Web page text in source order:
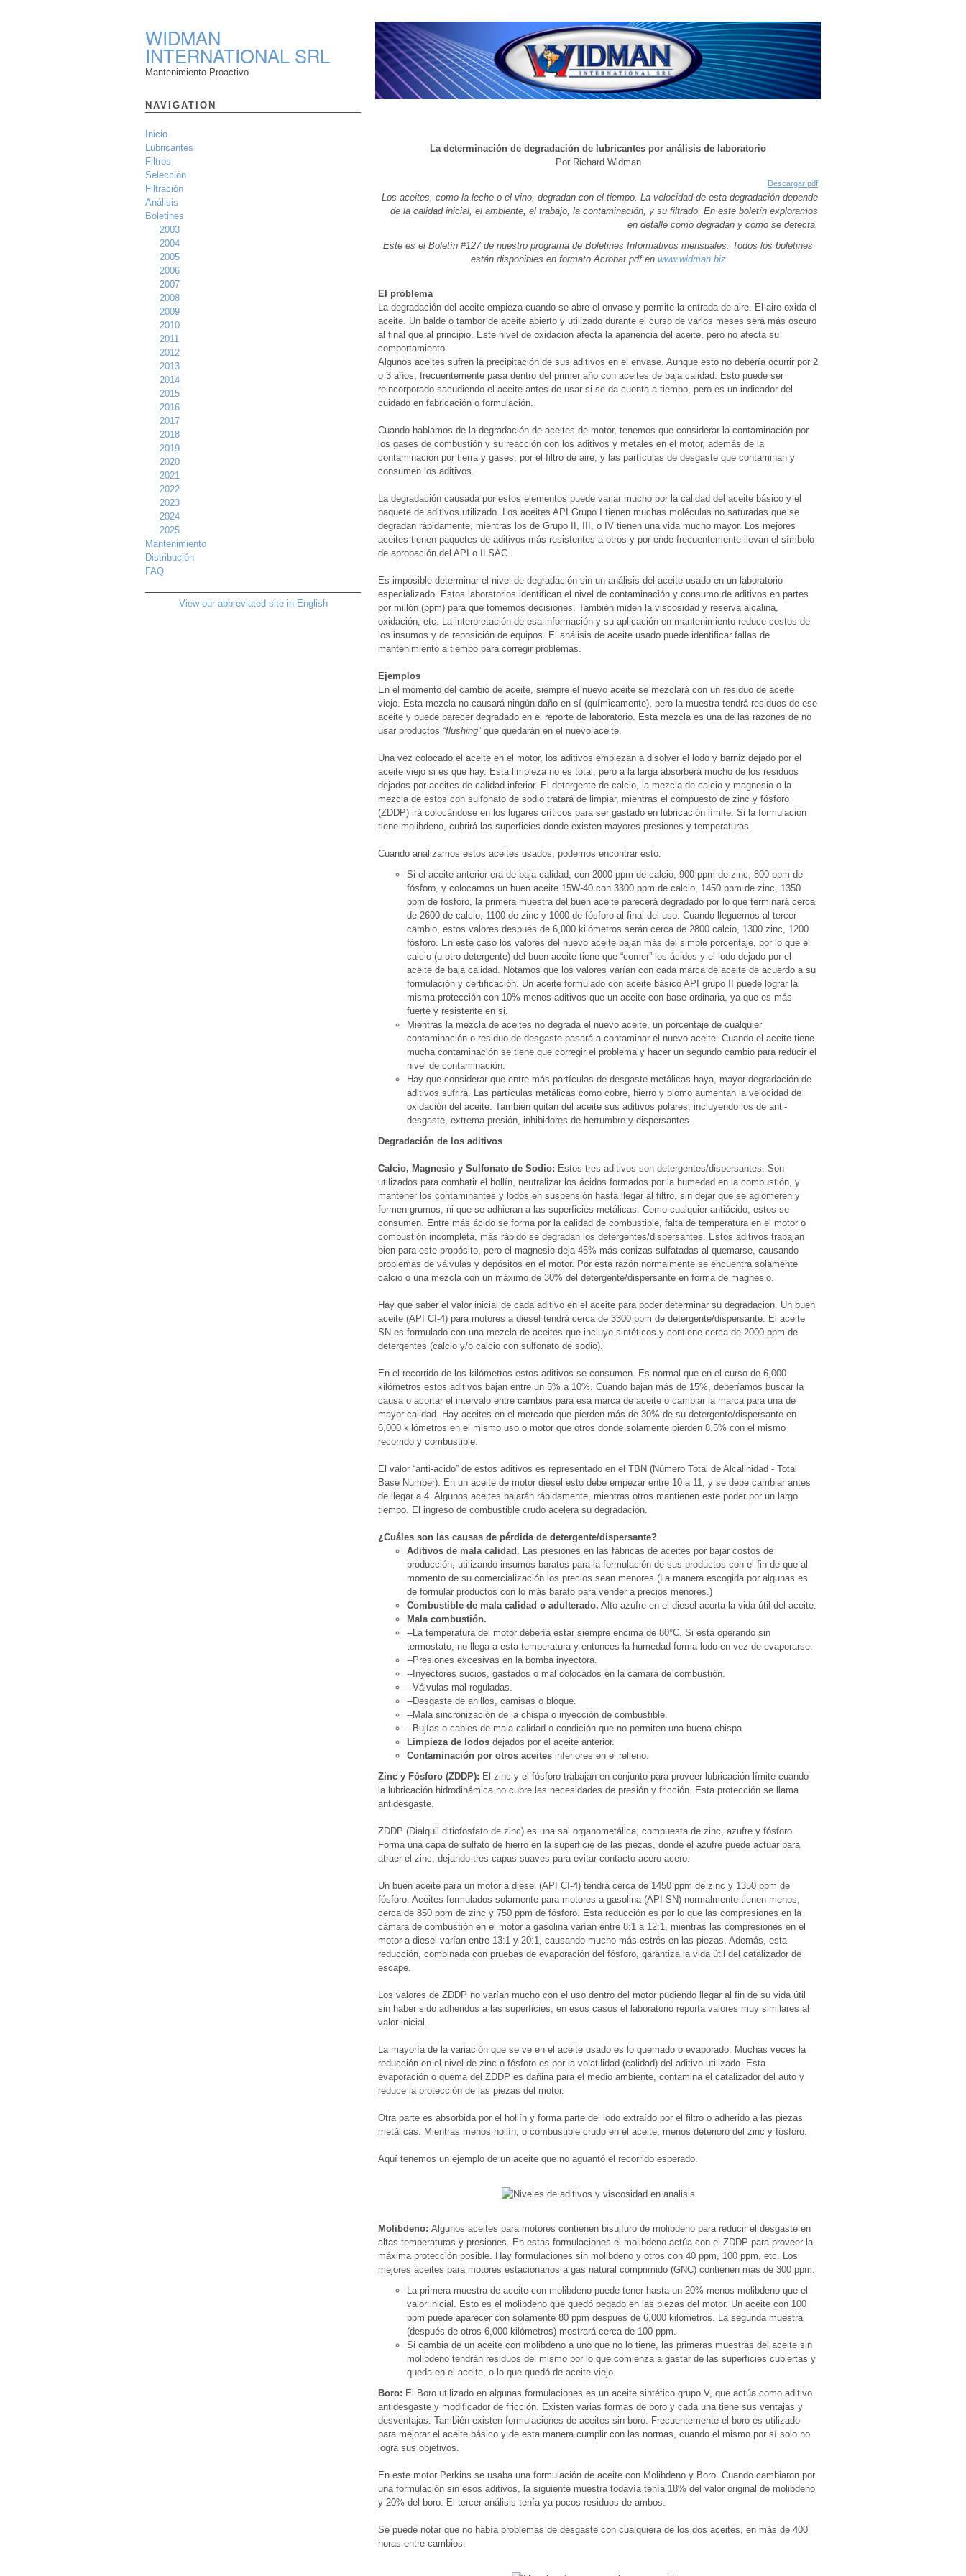
WIDMAN
INTERNATIONAL SRL
Mantenimiento Proactivo
NAVIGATION
Inicio
Lubricantes
Filtros
Selección
Filtración
Análisis
Boletines
2003
2004
2005
2006
2007
2008
2009
2010
2011
2012
2013
2014
2015
2016
2017
2018
2019
2020
2021
2022
2023
2024
2025
Mantenimiento
Distribución
FAQ
View our abbreviated site in English
La determinación de degradación de lubricantes por análisis de laboratorio
Por Richard Widman
Descargar pdf
Los aceites, como la leche o el vino, degradan con el tiempo. La velocidad de esta degradación depende
de la calidad inicial, el ambiente, el trabajo, la contaminación, y su filtrado. En este boletín exploramos
en detalle como degradan y como se detecta.
Este es el Boletín #127 de nuestro programa de Boletines Informativos mensuales. Todos los boletines
están disponibles en formato Acrobat pdf en www.widman.biz
El problema
La degradación del aceite empieza cuando se abre el envase y permite la entrada de aire. El aire oxida el
aceite. Un balde o tambor de aceite abierto y utilizado durante el curso de varios meses será más oscuro
al final que al principio. Este nivel de oxidación afecta la apariencia del aceite, pero no afecta su
comportamiento.
Algunos aceites sufren la precipitación de sus aditivos en el envase. Aunque esto no debería ocurrir por 2
o 3 años, frecuentemente pasa dentro del primer año con aceites de baja calidad. Esto puede ser
reincorporado sacudiendo el aceite antes de usar si se da cuenta a tiempo, pero es un indicador del
cuidado en fabricación o formulación.
Cuando hablamos de la degradación de aceites de motor, tenemos que considerar la contaminación por
los gases de combustión y su reacción con los aditivos y metales en el motor, además de la
contaminación por tierra y gases, por el filtro de aire, y las partículas de desgaste que contaminan y
consumen los aditivos.
La degradación causada por estos elementos puede variar mucho por la calidad del aceite básico y el
paquete de aditivos utilizado. Los aceites API Grupo I tienen muchas moléculas no saturadas que se
degradan rápidamente, mientras los de Grupo II, III, o IV tienen una vida mucho mayor. Los mejores
aceites tienen paquetes de aditivos más resistentes a otros y por ende frecuentemente llevan el símbolo
de aprobación del API o ILSAC.
Es imposible determinar el nivel de degradación sin un análisis del aceite usado en un laboratorio
especializado. Estos laboratorios identifican el nivel de contaminación y consumo de aditivos en partes
por millón (ppm) para que tomemos decisiones. También miden la viscosidad y reserva alcalina,
oxidación, etc. La interpretación de esa información y su aplicación en mantenimiento reduce costos de
los insumos y de reposición de equipos. El análisis de aceite usado puede identificar fallas de
mantenimiento a tiempo para corregir problemas.
Ejemplos
En el momento del cambio de aceite, siempre el nuevo aceite se mezclará con un residuo de aceite
viejo. Esta mezcla no causará ningún daño en sí (químicamente), pero la muestra tendrá residuos de ese
aceite y puede parecer degradado en el reporte de laboratorio. Esta mezcla es una de las razones de no
usar productos “flushing” que quedarán en el nuevo aceite.
Una vez colocado el aceite en el motor, los aditivos empiezan a disolver el lodo y barniz dejado por el
aceite viejo si es que hay. Esta limpieza no es total, pero a la larga absorberá mucho de los residuos
dejados por aceites de calidad inferior. El detergente de calcio, la mezcla de calcio y magnesio o la
mezcla de estos con sulfonato de sodio tratará de limpiar, mientras el compuesto de zinc y fósforo
(ZDDP) irá colocándose en los lugares críticos para ser gastado en lubricación límite. Si la formulación
tiene molibdeno, cubrirá las superficies donde existen mayores presiones y temperaturas.
Cuando analizamos estos aceites usados, podemos encontrar esto:
Si el aceite anterior era de baja calidad, con 2000 ppm de calcio, 900 ppm de zinc, 800 ppm de
fósforo, y colocamos un buen aceite 15W-40 con 3300 ppm de calcio, 1450 ppm de zinc, 1350
ppm de fósforo, la primera muestra del buen aceite parecerá degradado por lo que terminará cerca
de 2600 de calcio, 1100 de zinc y 1000 de fósforo al final del uso. Cuando lleguemos al tercer
cambio, estos valores después de 6,000 kilómetros serán cerca de 2800 calcio, 1300 zinc, 1200
fósforo. En este caso los valores del nuevo aceite bajan más del simple porcentaje, por lo que el
calcio (u otro detergente) del buen aceite tiene que “comer” los ácidos y el lodo dejado por el
aceite de baja calidad. Notamos que los valores varían con cada marca de aceite de acuerdo a su
formulación y certificación. Un aceite formulado con aceite básico API grupo II puede lograr la
misma protección con 10% menos aditivos que un aceite con base ordinaria, ya que es más
fuerte y resistente en si.
Mientras la mezcla de aceites no degrada el nuevo aceite, un porcentaje de cualquier
contaminación o residuo de desgaste pasará a contaminar el nuevo aceite. Cuando el aceite tiene
mucha contaminación se tiene que corregir el problema y hacer un segundo cambio para reducir el
nivel de contaminación.
Hay que considerar que entre más partículas de desgaste metálicas haya, mayor degradación de
aditivos sufrirá. Las partículas metálicas como cobre, hierro y plomo aumentan la velocidad de
oxidación del aceite. También quitan del aceite sus aditivos polares, incluyendo los de anti-
desgaste, extrema presión, inhibidores de herrumbre y dispersantes.
Degradación de los aditivos
Calcio, Magnesio y Sulfonato de Sodio: Estos tres aditivos son detergentes/dispersantes. Son
utilizados para combatir el hollín, neutralizar los ácidos formados por la humedad en la combustión, y
mantener los contaminantes y lodos en suspensión hasta llegar al filtro, sin dejar que se aglomeren y
formen grumos, ni que se adhieran a las superficies metálicas. Como cualquier antiácido, estos se
consumen. Entre más ácido se forma por la calidad de combustible, falta de temperatura en el motor o
combustión incompleta, más rápido se degradan los detergentes/dispersantes. Estos aditivos trabajan
bien para este propósito, pero el magnesio deja 45% más cenizas sulfatadas al quemarse, causando
problemas de válvulas y depósitos en el motor. Por esta razón normalmente se encuentra solamente
calcio o una mezcla con un máximo de 30% del detergente/dispersante en forma de magnesio.
Hay que saber el valor inicial de cada aditivo en el aceite para poder determinar su degradación. Un buen
aceite (API CI-4) para motores a diesel tendrá cerca de 3300 ppm de detergente/dispersante. El aceite
SN es formulado con una mezcla de aceites que incluye sintéticos y contiene cerca de 2000 ppm de
detergentes (calcio y/o calcio con sulfonato de sodio).
En el recorrido de los kilómetros estos aditivos se consumen. Es normal que en el curso de 6,000
kilómetros estos aditivos bajan entre un 5% a 10%. Cuando bajan más de 15%, deberíamos buscar la
causa o acortar el intervalo entre cambios para esa marca de aceite o cambiar la marca para una de
mayor calidad. Hay aceites en el mercado que pierden más de 30% de su detergente/dispersante en
6,000 kilómetros en el mismo uso o motor que otros donde solamente pierden 8.5% con el mismo
recorrido y combustible.
El valor “anti-acido” de estos aditivos es representado en el TBN (Número Total de Alcalinidad - Total
Base Number). En un aceite de motor diesel esto debe empezar entre 10 a 11, y se debe cambiar antes
de llegar a 4. Algunos aceites bajarán rápidamente, mientras otros mantienen este poder por un largo
tiempo. El ingreso de combustible crudo acelera su degradación.
¿Cuáles son las causas de pérdida de detergente/dispersante?
Aditivos de mala calidad. Las presiones en las fábricas de aceites por bajar costos de
producción, utilizando insumos baratos para la formulación de sus productos con el fin de que al
momento de su comercialización los precios sean menores (La manera escogida por algunas es
de formular productos con lo más barato para vender a precios menores.)
Combustible de mala calidad o adulterado. Alto azufre en el diesel acorta la vida útil del aceite.
Mala combustión.
--La temperatura del motor debería estar siempre encima de 80°C. Si está operando sin
termostato, no llega a esta temperatura y entonces la humedad forma lodo en vez de evaporarse.
--Presiones excesivas en la bomba inyectora.
--Inyectores sucios, gastados o mal colocados en la cámara de combustión.
--Válvulas mal reguladas.
--Desgaste de anillos, camisas o bloque.
--Mala sincronización de la chispa o inyección de combustible.
--Bujías o cables de mala calidad o condición que no permiten una buena chispa
Limpieza de lodos dejados por el aceite anterior.
Contaminación por otros aceites inferiores en el relleno.
Zinc y Fósforo (ZDDP): El zinc y el fósforo trabajan en conjunto para proveer lubricación límite cuando
la lubricación hidrodinámica no cubre las necesidades de presión y fricción. Esta protección se llama
antidesgaste.
ZDDP (Dialquil ditiofosfato de zinc) es una sal organometálica, compuesta de zinc, azufre y fósforo.
Forma una capa de sulfato de hierro en la superficie de las piezas, donde el azufre puede actuar para
atraer el zinc, dejando tres capas suaves para evitar contacto acero-acero.
Un buen aceite para un motor a diesel (API CI-4) tendrá cerca de 1450 ppm de zinc y 1350 ppm de
fósforo. Aceites formulados solamente para motores a gasolina (API SN) normalmente tienen menos,
cerca de 850 ppm de zinc y 750 ppm de fósforo. Esta reducción es por lo que las compresiones en la
cámara de combustión en el motor a gasolina varían entre 8:1 a 12:1, mientras las compresiones en el
motor a diesel varían entre 13:1 y 20:1, causando mucho más estrés en las piezas. Además, esta
reducción, combinada con pruebas de evaporación del fósforo, garantiza la vida útil del catalizador de
escape.
Los valores de ZDDP no varían mucho con el uso dentro del motor pudiendo llegar al fin de su vida útil
sin haber sido adheridos a las superficies, en esos casos el laboratorio reporta valores muy similares al
valor inicial.
La mayoría de la variación que se ve en el aceite usado es lo quemado o evaporado. Muchas veces la
reducción en el nivel de zinc o fósforo es por la volatilidad (calidad) del aditivo utilizado. Esta
evaporación o quema del ZDDP es dañina para el medio ambiente, contamina el catalizador del auto y
reduce la protección de las piezas del motor.
Otra parte es absorbida por el hollín y forma parte del lodo extraído por el filtro o adherido a las piezas
metálicas. Mientras menos hollín, o combustible crudo en el aceite, menos deterioro del zinc y fósforo.
Aquí tenemos un ejemplo de un aceite que no aguantó el recorrido esperado.
Molibdeno: Algunos aceites para motores contienen bisulfuro de molibdeno para reducir el desgaste en
altas temperaturas y presiones. En estas formulaciones el molibdeno actúa con el ZDDP para proveer la
máxima protección posible. Hay formulaciones sin molibdeno y otros con 40 ppm, 100 ppm, etc. Los
mejores aceites para motores estacionarios a gas natural comprimido (GNC) contienen más de 300 ppm.
La primera muestra de aceite con molibdeno puede tener hasta un 20% menos molibdeno que el
valor inicial. Esto es el molibdeno que quedó pegado en las piezas del motor. Un aceite con 100
ppm puede aparecer con solamente 80 ppm después de 6,000 kilómetros. La segunda muestra
(después de otros 6,000 kilómetros) mostrará cerca de 100 ppm.
Si cambia de un aceite con molibdeno a uno que no lo tiene, las primeras muestras del aceite sin
molibdeno tendrán residuos del mismo por lo que comienza a gastar de las superficies cubiertas y
queda en el aceite, o lo que quedó de aceite viejo.
Boro: El Boro utilizado en algunas formulaciones es un aceite sintético grupo V, que actúa como aditivo
antidesgaste y modificador de fricción. Existen varias formas de boro y cada una tiene sus ventajas y
desventajas. También existen formulaciones de aceites sin boro. Frecuentemente el boro es utilizado
para mejorar el aceite básico y de esta manera cumplir con las normas, cuando el mismo por sí solo no
logra sus objetivos.
En este motor Perkins se usaba una formulación de aceite con Molibdeno y Boro. Cuando cambiaron por
una formulación sin esos aditivos, la siguiente muestra todavía tenía 18% del valor original de molibdeno
y 20% del boro. El tercer análisis tenía ya pocos residuos de ambos.
Se puede notar que no había problemas de desgaste con cualquiera de los dos aceites, en más de 400
horas entre cambios.